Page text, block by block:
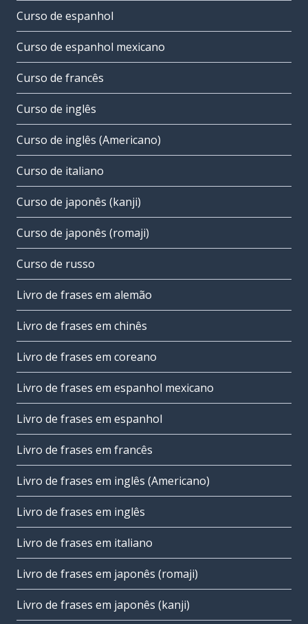
Curso de espanhol
Curso de espanhol mexicano
Curso de francês
Curso de inglês
Curso de inglês (Americano)
Curso de italiano
Curso de japonês (kanji)
Curso de japonês (romaji)
Curso de russo
Livro de frases em alemão
Livro de frases em chinês
Livro de frases em coreano
Livro de frases em espanhol mexicano
Livro de frases em espanhol
Livro de frases em francês
Livro de frases em inglês (Americano)
Livro de frases em inglês
Livro de frases em italiano
Livro de frases em japonês (romaji)
Livro de frases em japonês (kanji)